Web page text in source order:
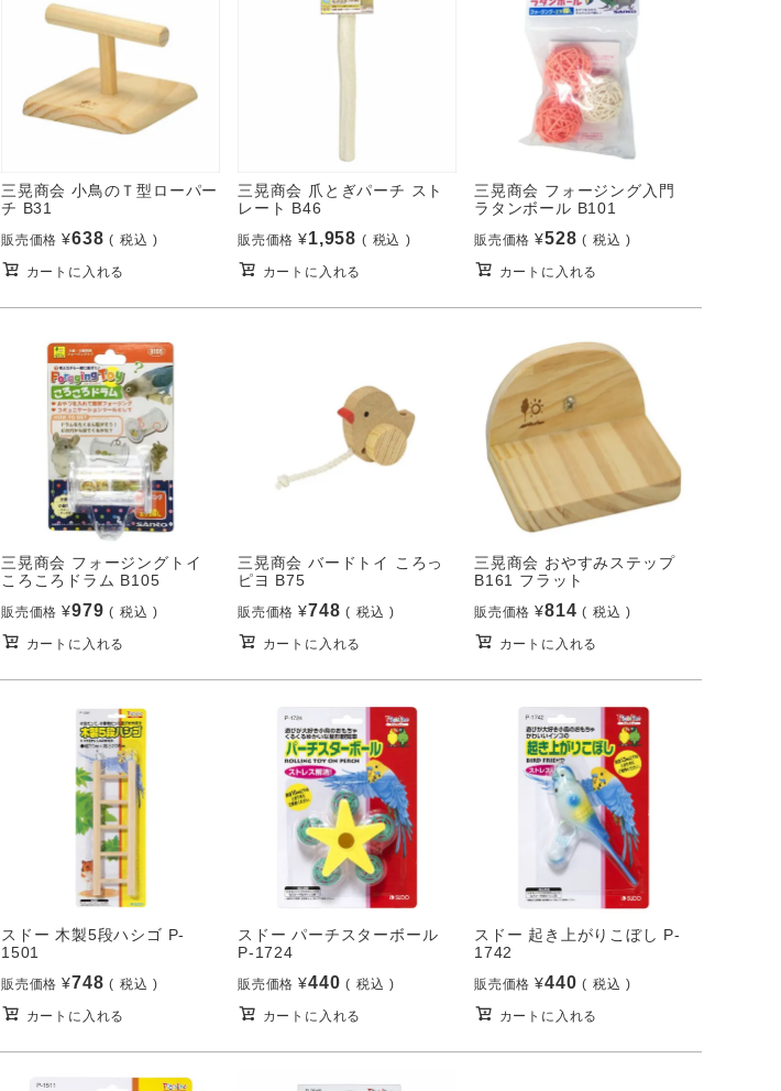
三晃商会 小鳥のＴ型ローパー
チ B31
販売価格 ¥638 税込
カートに入れる
三晃商会 爪とぎパーチ スト
レート B46
販売価格 ¥1,958 税込
カートに入れる
三晃商会 フォージング入門
ラタンボール B101
販売価格 ¥528 税込
カートに入れる
三晃商会 フォージングトイ
ころころドラム B105
販売価格 ¥979 税込
カートに入れる
三晃商会 バードトイ ころっ
ピヨ B75
販売価格 ¥748 税込
カートに入れる
三晃商会 おやすみステップ
B161 フラット
販売価格 ¥814 税込
カートに入れる
スドー 木製5段ハシゴ P-
1501
販売価格 ¥748 税込
カートに入れる
スドー パーチスターボール
P-1724
販売価格 ¥440 税込
カートに入れる
スドー 起き上がりこぼし P-
1742
販売価格 ¥440 税込
カートに入れる